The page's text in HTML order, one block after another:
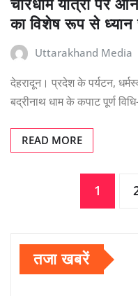
का विशेष रूप से ध्यान
Uttarakhand Media
देहरादून। प्रदेश के पर्यटन,
बद्रीनाथ धाम के कपाट पूर्ण
READ MORE
pagination
1
तजा खबरें